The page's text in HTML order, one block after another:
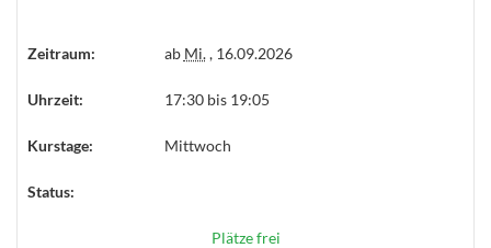
Zeitraum: ab Mi., 16.09.2026
Uhrzeit: 17:30 bis 19:05
Kurstage: Mittwoch
Status:
Plätze frei